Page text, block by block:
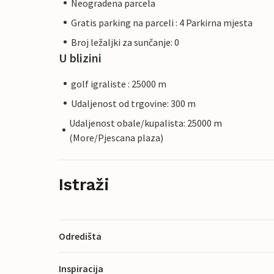
Neogradena parcela
Gratis parking na parceli : 4 Parkirna mjesta
Broj ležaljki za sunčanje: 0
U blizini
golf igraliste : 25000 m
Udaljenost od trgovine: 300 m
Udaljenost obale/kupalista: 25000 m
(More/Pjescana plaza)
Istraži
Odredišta
Inspiracija